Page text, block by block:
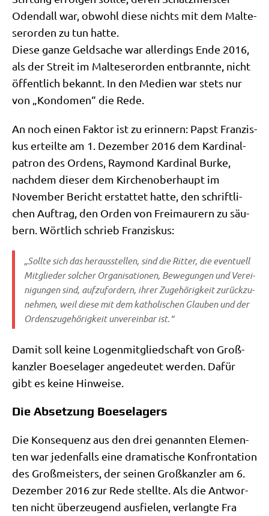
Odend­all war, obwohl die­se nichts mit dem Mal­te­
ser­or­den zu tun hatte.
Die­se gan­ze Geld­sa­che war aller­dings Ende 2016,
als der Streit im Mal­te­ser­or­den ent­brann­te, nicht
öffent­lich bekannt. In den Medi­en war stets nur
von „Kon­do­men“ die Rede.
An noch einen Fak­tor ist zu erin­nern: Papst Fran­zis­
kus erteil­te am 1. Dezem­ber 2016 dem Kar­di­nal­
pa­tron des Ordens, Ray­mond Kar­di­nal Bur­ke,
nach­dem die­ser dem Kir­chen­ober­haupt im
Novem­ber Bericht erstat­tet hat­te, den schrift­li­
chen Auf­trag, den Orden von Frei­mau­rern zu säu­
bern. Wört­lich schrieb Franziskus:
„Soll­te sich das her­aus­stel­len, sind die Rit­ter, die even­tu­ell
Mit­glie­der sol­cher Orga­ni­sa­tio­nen, Bewe­gun­gen und Ver­ei­
ni­gun­gen sind, auf­zu­for­dern, ihrer Zuge­hö­rig­keit zurück­zu­
neh­men, weil die­se mit dem katho­li­schen Glau­ben und der
Ordens­zu­ge­hö­rig­keit unver­ein­bar ist.“
Damit soll kei­ne Logen­mit­glied­schaft von Groß­
kanz­ler Boe­se­la­ger ange­deu­tet wer­den. Dafür
gibt es kei­ne Hinweise.
Die Absetzung Boeselagers
Die Kon­se­quenz aus den drei genann­ten Ele­men­
ten war jeden­falls eine dra­ma­ti­sche Kon­fron­ta­ti­on
des Groß­mei­sters, der sei­nen Groß­kanz­ler am 6.
Dezem­ber 2016 zur Rede stell­te. Als die Ant­wor­
ten nicht über­zeu­gend aus­fie­len, ver­lang­te Fra